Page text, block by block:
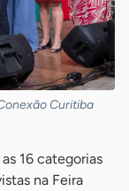
Curitiba
16 categorias
na Feira